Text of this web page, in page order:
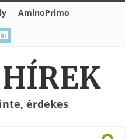
AminoPrimo
érdekes